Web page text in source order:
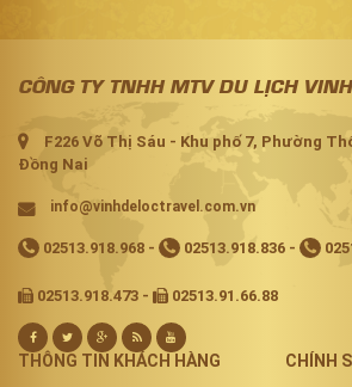
CÔNG TY TNHH MTV DU LỊCH
F226 Võ Thị Sáu - Khu phố 7, Phường
Đồng Nai
info@vinhdeloctravel.com.vn
02513.918.968 - 02513.918.836 -
02513.918.473 - 02513.91.66.88
THÔNG TIN KHÁCH HÀNG CHÍNH